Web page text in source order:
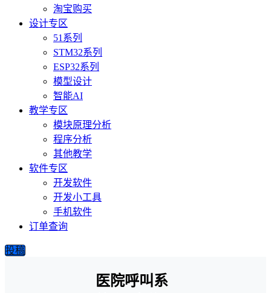
淘宝购买
设计专区
51系列
STM32系列
ESP32系列
模型设计
智能AI
教学专区
模块原理分析
程序分析
其他教学
软件专区
开发软件
开发小工具
手机软件
订单查询
投稿
医院呼叫系